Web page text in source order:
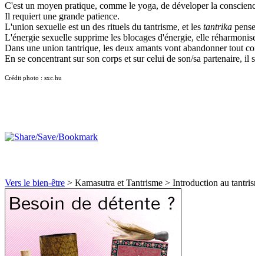
C'est un moyen pratique, comme le yoga, de déveloper la
Il requiert une grande patience.
L'union sexuelle est un des rituels du tantrisme, et les tantrika
L'énergie sexuelle supprime les blocages d'énergie, elle
Dans une union tantrique, les deux amants vont abandonner tout
En se concentrant sur son corps et sur celui de son/sa partenaire,
Crédit photo : sxc.hu
Vers le bien-être > Kamasutra et Tantrisme > Introduction au